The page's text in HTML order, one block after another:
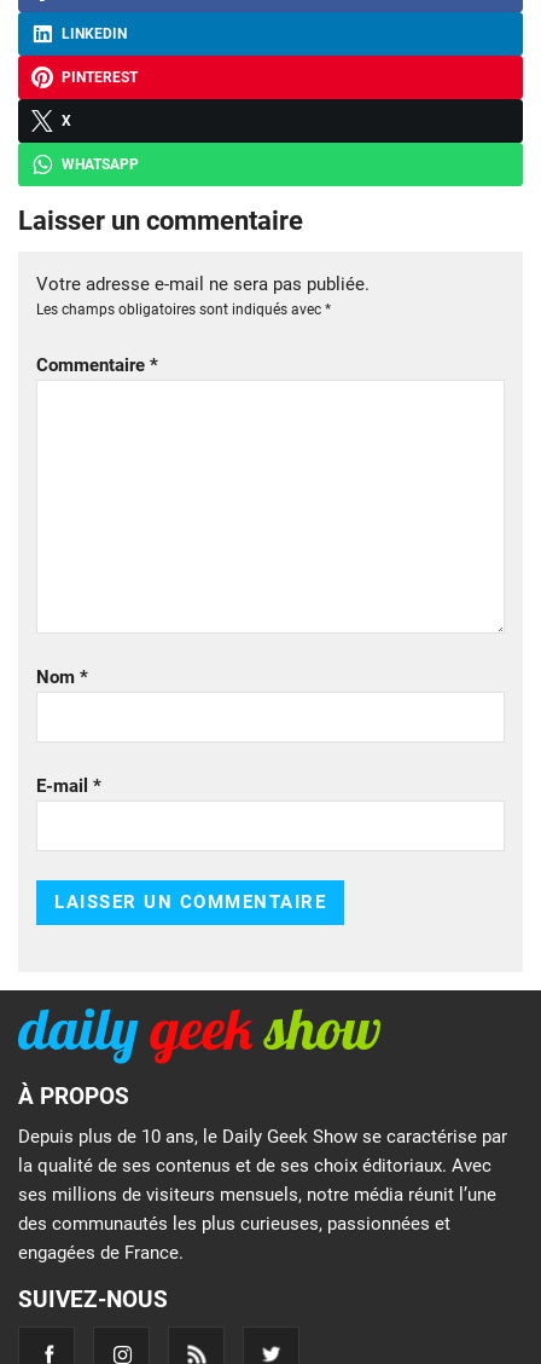
LINKEDIN
PINTEREST
X
WHATSAPP
Laisser un commentaire
Votre adresse e-mail ne sera pas publiée.
Les champs obligatoires sont indiqués avec *
Commentaire *
Nom *
E-mail *
À PROPOS
Depuis plus de 10 ans, le Daily Geek Show se caractérise par
la qualité de ses contenus et de ses choix éditoriaux. Avec
ses millions de visiteurs mensuels, notre média réunit l’une
des communautés les plus curieuses, passionnées et
engagées de France.
SUIVEZ-NOUS